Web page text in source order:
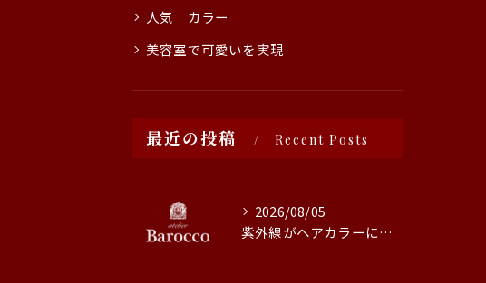
人気 カラー
美容室で可愛いを実現
最近の投稿 Recent Posts
2026/08/05
紫外線がヘアカラーに与える影響と対策